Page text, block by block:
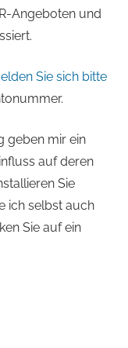
Angeboten und
Sie sich bitte
geben mir ein
auf deren
Sie
ich selbst auch
Sie auf ein